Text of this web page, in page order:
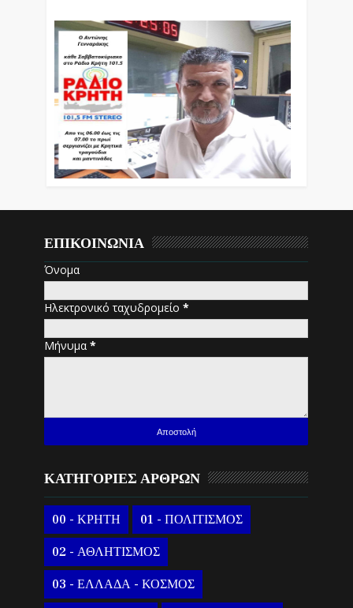
ΕΠΙΚΟΙΝΩΝΙΑ
Όνομα
Ηλεκτρονικό ταχυδρομείο*
Μήνυμα*
ΚΑΤΗΓΟΡΙΕΣ ΑΡΘΡΩΝ
00 - ΚΡΗΤΗ 01 - ΠΟΛΙΤΙΣΜΟΣ
02 - ΑΘΛΗΤΙΣΜΟΣ
03 - ΕΛΛΑΔΑ - ΚΟΣΜΟΣ